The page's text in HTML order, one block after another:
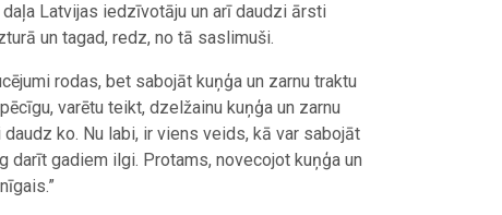
Latvijas iedzīvotāju un arī daudzi ārsti
un tagad, redz, no tā saslimuši.
rodas, bet sabojāt kuņģa un zarnu traktu
varētu teikt, dzelžainu kuņģa un zarnu
ko. Nu labi, ir viens veids, kā var sabojāt
darīt gadiem ilgi. Protams, novecojot kuņģa un